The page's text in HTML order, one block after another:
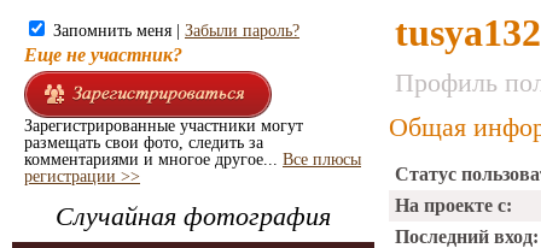
Запомнить меня | Забыли пароль?
Еще не участник?
Зарегистрированные участники могут
размещать свои фото, следить за
комментариями и многое другое... Все плюсы
регистрации >>
Случайная фотография
Профиль
Общая
Статус
На проекте с:
Последний вход: